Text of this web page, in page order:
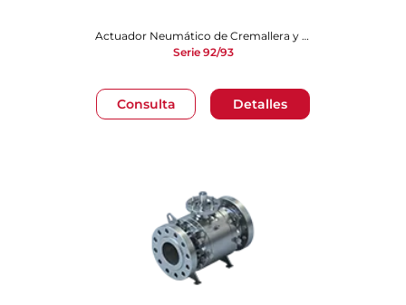
Consulta Detalles
Actuador Neumático de Cremallera y Piñón
Serie 92/93